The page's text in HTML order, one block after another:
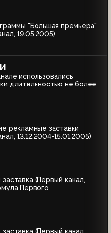
"Большая премьера"
19.05.2005)
использовались
длительностью не более
рекламные заставки
13.12.2004-15.01.2005)
заставка (Первый канал,
Первого
заставка (Первый канал,